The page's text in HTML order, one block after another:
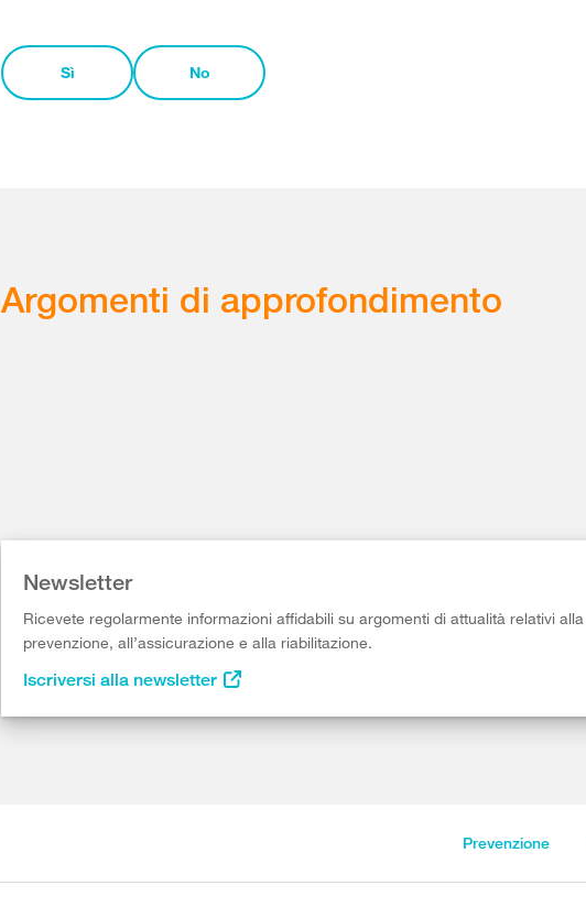
Sì No
Argomenti di approfondimento
Newsletter
Ricevete regolarmente informazioni affidabili su argomenti di attualità relativi alla
prevenzione, all’assicurazione e alla riabilitazione.
Iscriversi alla newsletter
Prevenzione